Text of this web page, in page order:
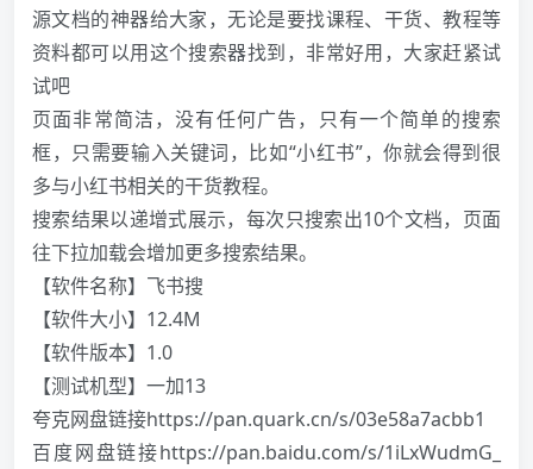
源文档的神器给大家，无论是要找课程、干货、教程等
资料都可以用这个搜索器找到，非常好用，大家赶紧试
试吧
页面非常简洁，没有任何广告，只有一个简单的搜索
框，只需要输入关键词，比如“小红书”，你就会得到很
多与小红书相关的干货教程。
搜索结果以递增式展示，每次只搜索出10个文档，页面
往下拉加载会增加更多搜索结果。
【软件名称】飞书搜
【软件大小】12.4M
【软件版本】1.0
【测试机型】一加13
夸克网盘链接https://pan.quark.cn/s/03e58a7acbb1
百度网盘链接https://pan.baidu.com/s/1iLxWudmG_